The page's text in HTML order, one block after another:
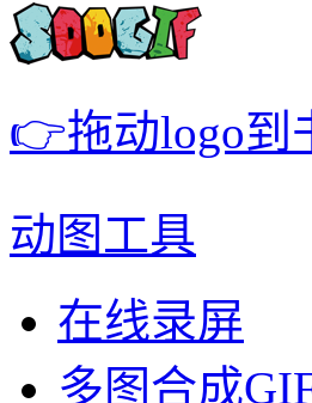
👉拖动logo到
动图工具
在线录屏
多图合成